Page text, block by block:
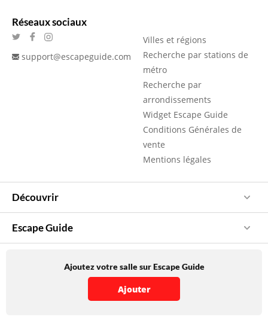
Réseaux sociaux
support@escapeguide.com
Villes et régions
Recherche par stations de
métro
Recherche par
arrondissements
Widget Escape Guide
Conditions Générales de
vente
Mentions légales
Découvrir
Escape Guide
Ajoutez votre salle sur Escape Guide
Ajouter